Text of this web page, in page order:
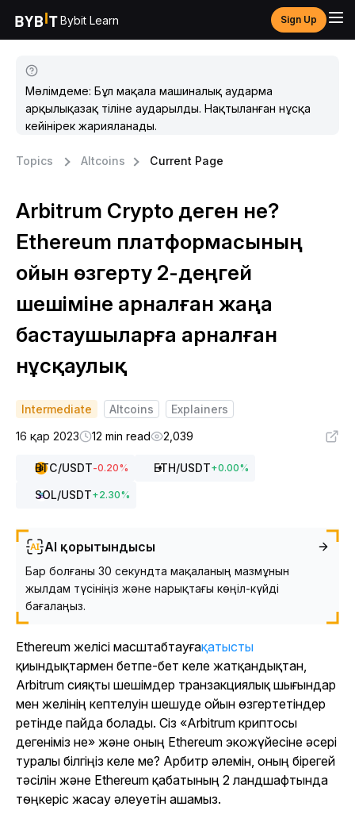
Bybit Learn Sign Up
Мәлімдеме: Бұл мақала машиналық аударма
арқылықазақ тіліне аударылды. Нақтыланған нұсқа
кейінірек жарияланады.
Topics Altcoins Current Page
Arbitrum Crypto деген не?
Ethereum платформасының
ойын өзгерту 2-деңгей
шешіміне арналған жаңа
бастаушыларға арналған
нұсқаулық
Intermediate Altcoins
Explainers
16 қар 2023
12 min read 2,039
BTC/USDT-0.20% ETH/USDT+0.00%
SOL/USDT+2.30%
AI қорытындысы
Бар болғаны 30 секундта мақаланың мазмұнын
жылдам түсініңіз және нарықтағы көңіл-күйді
бағалаңыз.
Ethereum желісі масштабтауғақатысты
қиындықтармен бетпе-бет келе жатқандықтан,
Arbitrum сияқты шешімдер транзакциялық шығындар
мен желінің кептелуін шешуде ойын өзгертетіндер
ретінде пайда болады. Сіз «Arbitrum криптосы
дегеніміз не» және оның Ethereum экожүйесіне әсері
туралы білгіңіз келе ме? Арбитр әлемін, оның бірегей
тәсілін және Ethereum қабатының 2 ландшафтында
төңкеріс жасау әлеуетін ашамыз.